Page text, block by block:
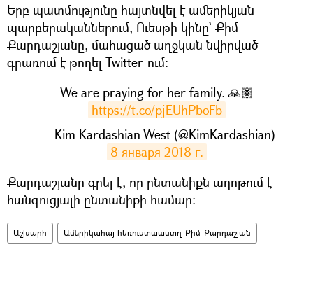
Երբ պատմությունը հայտնվել է ամերիկյան
պարբերականներում, Ուեսթի կինը` Քիմ
Քարդաշյանը, մահացած աղջկան նվիրված
գրառում է թողել Twitter-ում։
We are praying for her family. 🙏🏽
https://t.co/pjEUhPboFb
— Kim Kardashian West (@KimKardashian)
8 января 2018 г.
​Քարդաշյանը գրել է, որ ընտանիքն աղոթում է
հանգուցյալի ընտանիքի համար։
Աշխարհ Ամերիկահայ հեռուստաաստղ Քիմ Քարդաշյան